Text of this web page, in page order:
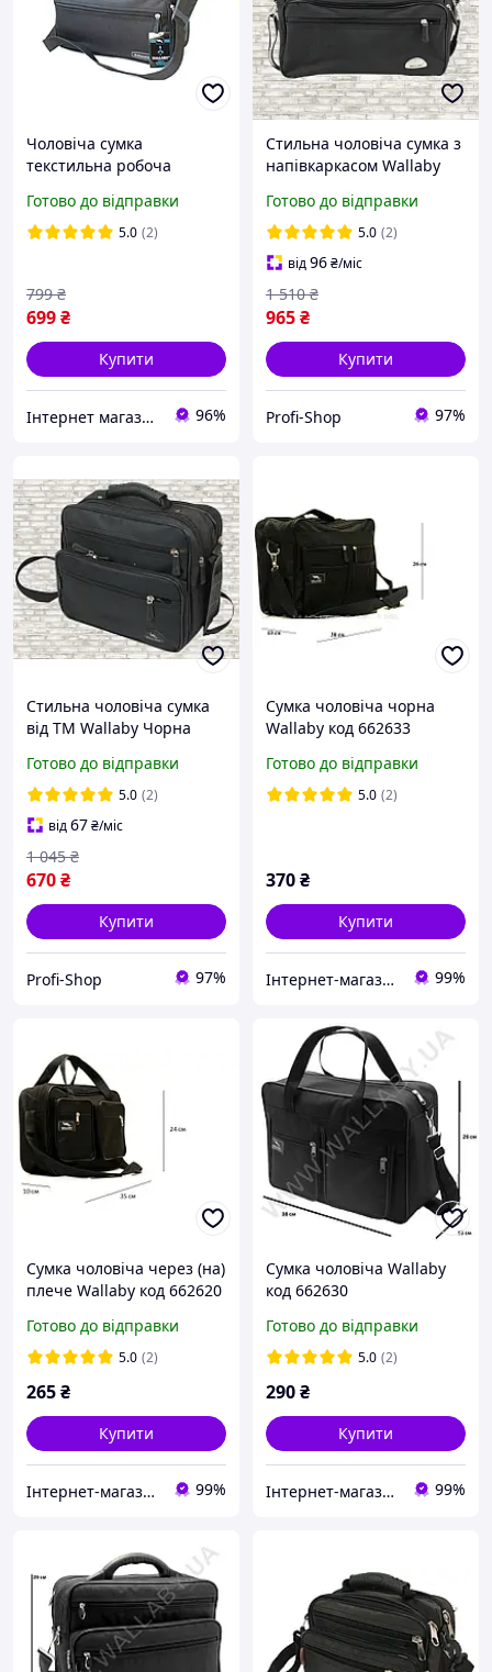
Чоловіча сумка
текстильна робоча
через плече Wallaby
Готово до відправки
5.0 (2)
699₴
799 ₴
Купити
Інтернет магазин сумок та аксесуарів BarBags 96%
Стильна чоловіча сумка з
напівкаркасом Wallaby
Готово до відправки
5.0 (2)
від96₴/міс
965₴
1 510 ₴
Купити
Profi-Shop 97%
Стильна чоловіча сумка
від ТМ Wallaby Чорна
Готово до відправки
5.0 (2)
від67₴/міс
670₴
1 045 ₴
Купити
Profi-Shop 97%
Сумка чоловіча чорна
Wallaby код 662633
Готово до відправки
5.0 (2)
370₴
Купити
Інтернет-магазин " САКВОЯЖ" 99%
Сумка чоловіча через (на)
плече Wallaby код 662620
Готово до відправки
5.0 (2)
265₴
Купити
Інтернет-магазин " САКВОЯЖ" 99%
Сумка чоловіча Wallaby
код 662630
Готово до відправки
5.0 (2)
290₴
Купити
Інтернет-магазин " САКВОЯЖ" 99%